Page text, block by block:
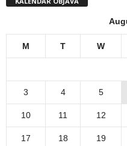
M T W
3 4 5
10 11 12
17 18 19